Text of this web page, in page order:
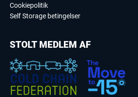
Cookiepolitik
Self Storage betingelser
STOLT MEDLEM AF